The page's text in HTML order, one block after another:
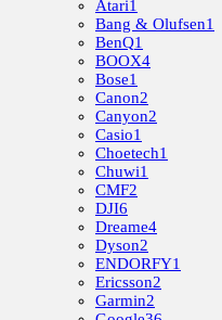
Atari1
Bang & Olufsen1
BenQ1
BOOX4
Bose1
Canon2
Canyon2
Casio1
Choetech1
Chuwi1
CMF2
DJI6
Dreame4
Dyson2
ENDORFY1
Ericsson2
Garmin2